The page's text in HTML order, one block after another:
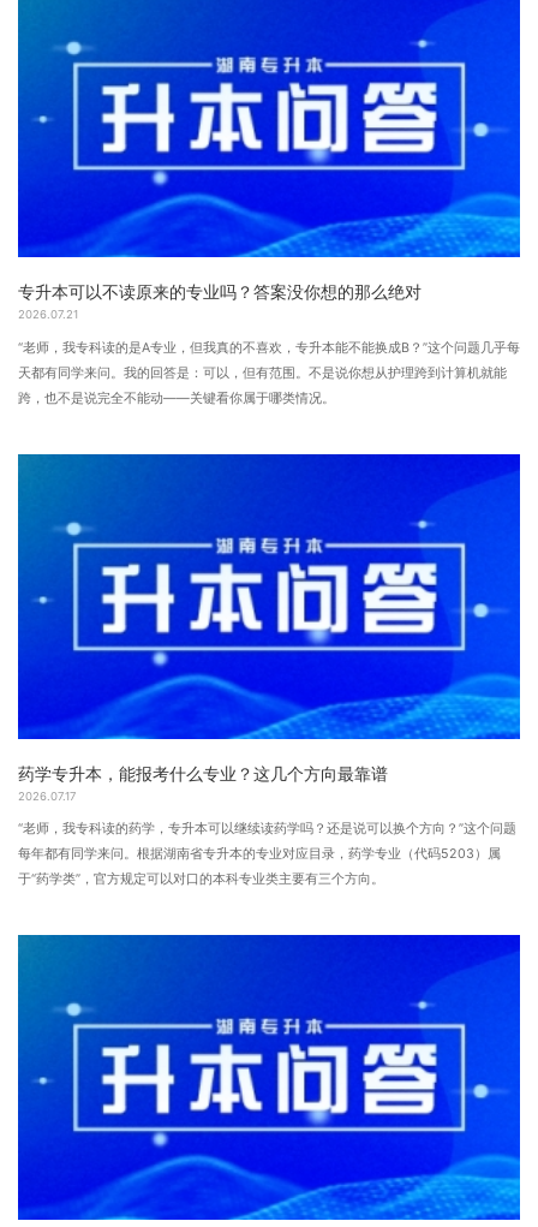
专升本可以不读原来的专业吗？答案没你想的那么绝对
2026.07.21
“老师，我专科读的是A专业，但我真的不喜欢，专升本能不能换成B？”这个问题几乎每
天都有同学来问。我的回答是：可以，但有范围。不是说你想从护理跨到计算机就能
跨，也不是说完全不能动——关键看你属于哪类情况。
药学专升本，能报考什么专业？这几个方向最靠谱
2026.07.17
“老师，我专科读的药学，专升本可以继续读药学吗？还是说可以换个方向？”这个问题
每年都有同学来问。根据湖南省专升本的专业对应目录，药学专业（代码5203）属
于“药学类”，官方规定可以对口的本科专业类主要有三个方向。